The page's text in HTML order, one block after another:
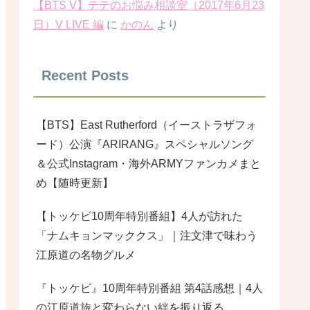
【BTS V】テテのお悩み相談室（2017年6月23
日）V LIVE 編 に かのん より
Recent Posts
【BTS】East Rutherford（イーストラザフォ
ード）公演『ARIRANG』スペシャルソング
＆公式Instagram・海外ARMYファンカメまと
め【随時更新】
【トッケビ10周年特別番組】4人が訪れた
「ナムキョンマッククス」｜注文津で味わう
江原道の名物グルメ
『トッケビ』10周年特別番組 第4話感想｜4人
の江原道旅と変わらない絆を振り返る